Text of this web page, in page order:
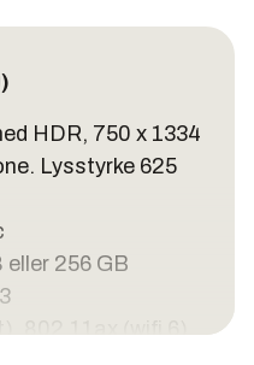
HDR, 750 x 1334
Lysstyrke 625
eller 256 GB